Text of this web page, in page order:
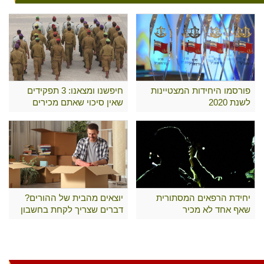
פורסמו היחידות המצטיינות
לשנת 2020
חיפשנו ומצאנו: 3 תפקידים
שאין סיכוי שאתם מכירים
יחידת הרפאים המסתורית
שאף אחד לא מכיר
יוצאים מהבית של ההורים?
דברים שצריך לקחת בחשבון